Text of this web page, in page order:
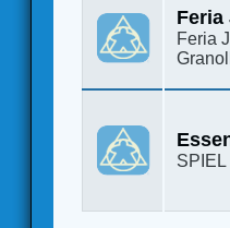
Feria
Feria